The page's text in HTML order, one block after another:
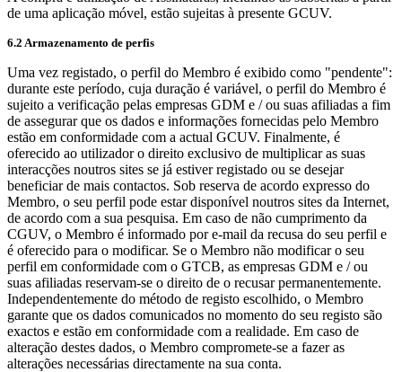
de uma aplicação móvel, estão sujeitas à presente GCUV.
6.2 Armazenamento de perfis
Uma vez registado, o perfil do Membro é exibido como "pendente":
durante este período, cuja duração é variável, o perfil do Membro é
sujeito a verificação pelas empresas GDM e / ou suas afiliadas a fim
de assegurar que os dados e informações fornecidas pelo Membro
estão em conformidade com a actual GCUV. Finalmente, é
oferecido ao utilizador o direito exclusivo de multiplicar as suas
interacções noutros sites se já estiver registado ou se desejar
beneficiar de mais contactos. Sob reserva de acordo expresso do
Membro, o seu perfil pode estar disponível noutros sites da Internet,
de acordo com a sua pesquisa. Em caso de não cumprimento da
CGUV, o Membro é informado por e-mail da recusa do seu perfil e
é oferecido para o modificar. Se o Membro não modificar o seu
perfil em conformidade com o GTCB, as empresas GDM e / ou
suas afiliadas reservam-se o direito de o recusar permanentemente.
Independentemente do método de registo escolhido, o Membro
garante que os dados comunicados no momento do seu registo são
exactos e estão em conformidade com a realidade. Em caso de
alteração destes dados, o Membro compromete-se a fazer as
alterações necessárias directamente na sua conta.